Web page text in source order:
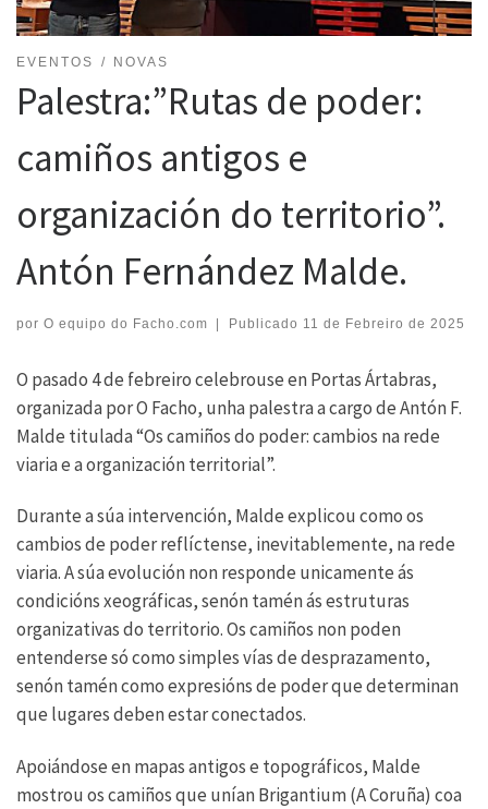
EVENTOS NOVAS
Palestra:”Rutas de poder:
camiños antigos e
organización do territorio”.
Antón Fernández Malde.
por O equipo do Facho.com Publicado 11 de Febreiro de 2025
O pasado 4 de febreiro celebrouse en Portas Ártabras,
organizada por O Facho, unha palestra a cargo de Antón F.
Malde titulada “Os camiños do poder: cambios na rede
viaria e a organización territorial”.
Durante a súa intervención, Malde explicou como os
cambios de poder reflíctense, inevitablemente, na rede
viaria. A súa evolución non responde unicamente ás
condicións xeográficas, senón tamén ás estruturas
organizativas do territorio. Os camiños non poden
entenderse só como simples vías de desprazamento,
senón tamén como expresións de poder que determinan
que lugares deben estar conectados.
Apoiándose en mapas antigos e topográficos, Malde
mostrou os camiños que unían Brigantium (A Coruña) coa